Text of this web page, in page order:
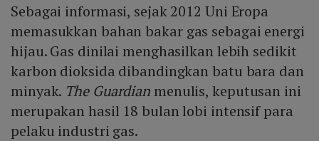
Sebagai informasi, sejak 2012 Uni Eropa
memasukkan bahan bakar gas sebagai energi
hijau. Gas dinilai menghasilkan lebih sedikit
karbon dioksida dibandingkan batu bara dan
minyak. The Guardian menulis, keputusan ini
merupakan hasil 18 bulan lobi intensif para
pelaku industri gas.